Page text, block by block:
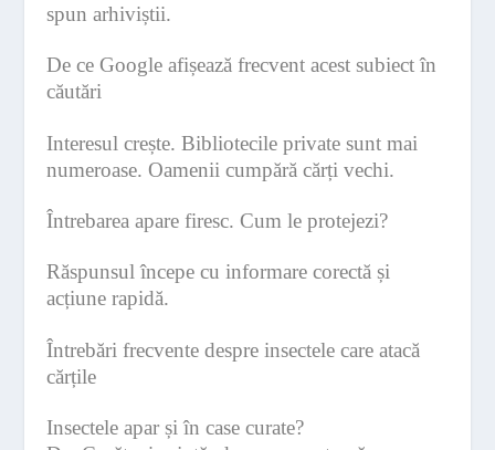
spun arhiviștii.
De ce Google afișează frecvent acest subiect în
căutări
Interesul crește. Bibliotecile private sunt mai
numeroase. Oamenii cumpără cărți vechi.
Întrebarea apare firesc. Cum le protejezi?
Răspunsul începe cu informare corectă și
acțiune rapidă.
Întrebări frecvente despre insectele care atacă
cărțile
Insectele apar și în case curate?